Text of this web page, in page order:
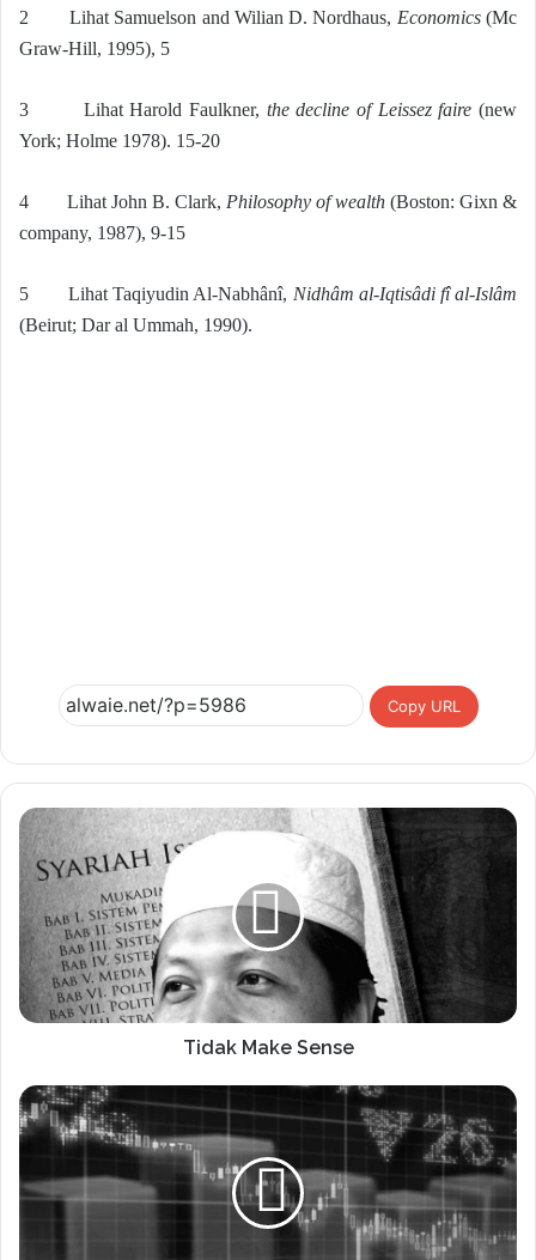
2 Lihat Samuelson and Wilian D. Nordhaus, Economics(Mc
Graw-Hill, 1995), 5
3 Lihat Harold Faulkner, the decline of Leissez faire (new
York; Holme 1978). 15-20
4 Lihat John B. Clark, Philosophy of wealth (Boston: Gixn &
company, 1987), 9-15
5 Lihat Taqiyudin Al-Nabhânî, Nidhâm al-Iqtisâdi fî al-Islâm
(Beirut; Dar al Ummah, 1990).
Copy URL
Tidak Make Sense